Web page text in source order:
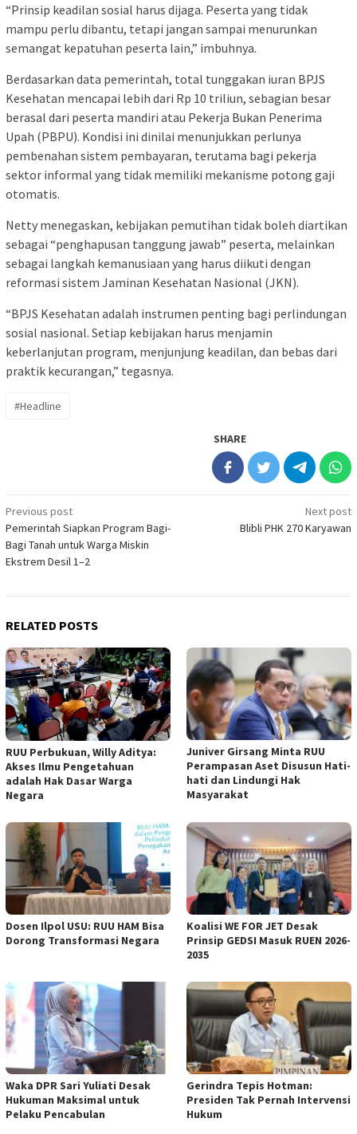
“Prinsip keadilan sosial harus dijaga. Peserta yang tidak
mampu perlu dibantu, tetapi jangan sampai menurunkan
semangat kepatuhan peserta lain,” imbuhnya.
Berdasarkan data pemerintah, total tunggakan iuran BPJS
Kesehatan mencapai lebih dari Rp 10 triliun, sebagian besar
berasal dari peserta mandiri atau Pekerja Bukan Penerima
Upah (PBPU). Kondisi ini dinilai menunjukkan perlunya
pembenahan sistem pembayaran, terutama bagi pekerja
sektor informal yang tidak memiliki mekanisme potong gaji
otomatis.
Netty menegaskan, kebijakan pemutihan tidak boleh diartikan
sebagai “penghapusan tanggung jawab” peserta, melainkan
sebagai langkah kemanusiaan yang harus diikuti dengan
reformasi sistem Jaminan Kesehatan Nasional (JKN).
“BPJS Kesehatan adalah instrumen penting bagi perlindungan
sosial nasional. Setiap kebijakan harus menjamin
keberlanjutan program, menjunjung keadilan, dan bebas dari
praktik kecurangan,” tegasnya.
#Headline
SHARE
Post
navigation
Previous post
Pemerintah Siapkan Program Bagi-
Bagi Tanah untuk Warga Miskin
Ekstrem Desil 1–2
Next post
Blibli PHK 270 Karyawan
RELATED POSTS
RUU Perbukuan, Willy Aditya:
Akses Ilmu Pengetahuan
adalah Hak Dasar Warga
Negara
Juniver Girsang Minta RUU
Perampasan Aset Disusun Hati-
hati dan Lindungi Hak
Masyarakat
Dosen Ilpol USU: RUU HAM Bisa
Dorong Transformasi Negara
Koalisi WE FOR JET Desak
Prinsip GEDSI Masuk RUEN 2026-
2035
Waka DPR Sari Yuliati Desak
Hukuman Maksimal untuk
Pelaku Pencabulan
Gerindra Tepis Hotman:
Presiden Tak Pernah Intervensi
Hukum